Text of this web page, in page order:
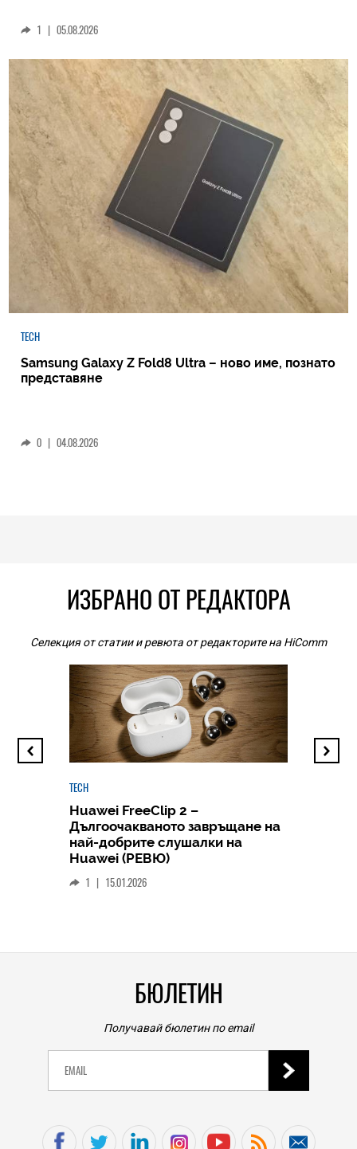
1 | 05.08.2026
TECH
Samsung Galaxy Z Fold8 Ultra – ново име, познато
представяне
0 | 04.08.2026
ИЗБРАНО ОТ РЕДАКТОРА
Селекция от статии и ревюта от редакторите на HiComm
TECH
Huawei FreeClip 2 –
Дългоочакваното завръщане на
най-добрите слушалки на
Huawei (РЕВЮ)
1 | 15.01.2026
БЮЛЕТИН
Получавай бюлетин по email